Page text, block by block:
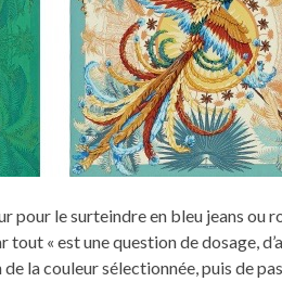
pour le surteindre en bleu jeans ou
tout « est une question de dosage,
la couleur sélectionnée, puis de